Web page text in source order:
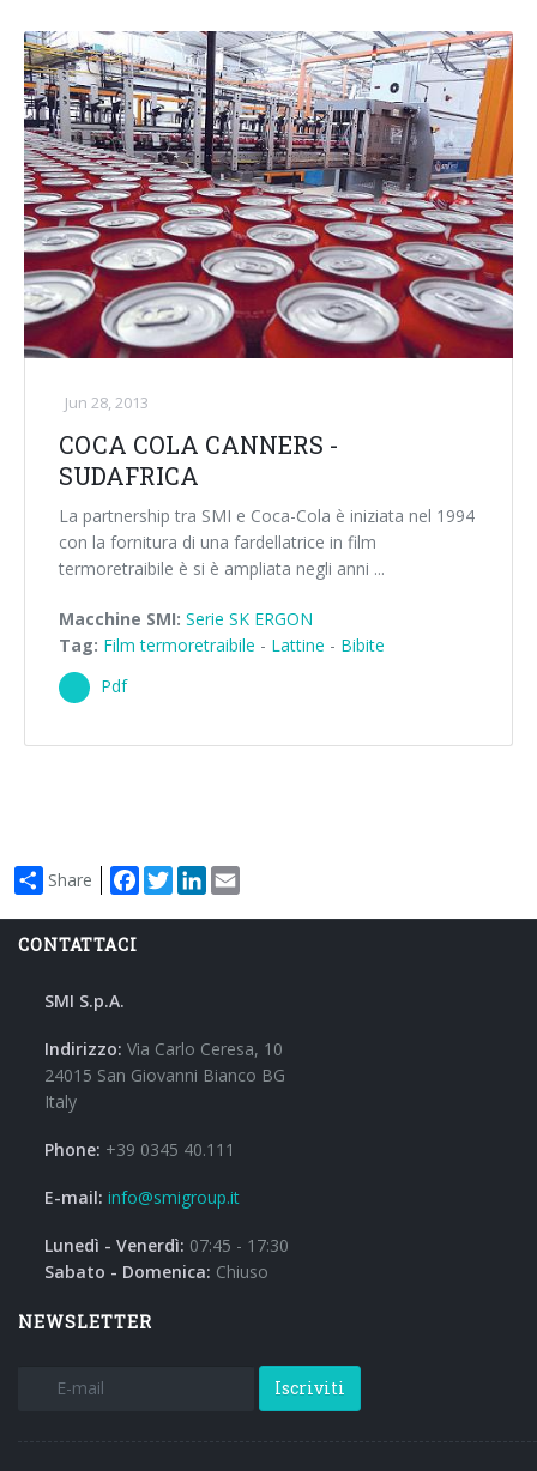
Jun 28, 2013
COCA COLA CANNERS -
SUDAFRICA
La partnership tra SMI e Coca-Cola è iniziata nel 1994
con la fornitura di una fardellatrice in film
termoretraibile è si è ampliata negli anni ...
Macchine SMI: Serie SK ERGON
Tag: Film termoretraibile - Lattine - Bibite
Pdf
Share Facebook
TwitterLinkedIn
CONTATTACI
SMI S.p.A.
Indirizzo: Via Carlo Ceresa, 10
24015 San Giovanni Bianco BG
Italy
Phone: +39 0345 40.111
E-mail: info@smigroup.it
Lunedì - Venerdì: 07:45 - 17:30
Sabato - Domenica: Chiuso
NEWSLETTER
Iscriviti